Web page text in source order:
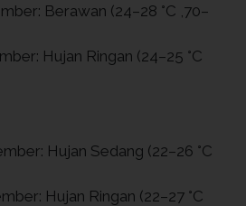
Berawan (24–28 °C ,70–
Hujan Ringan (24–25 °C
Hujan Sedang (22–26 °C
Hujan Ringan (22–27 °C